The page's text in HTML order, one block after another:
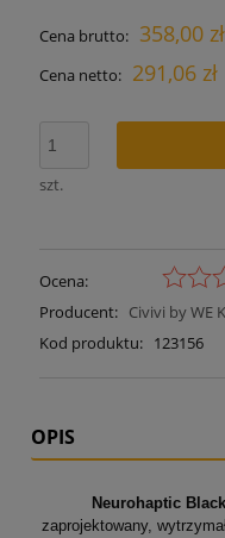
Cena brutto: 358,00 zł
Cena netto: 291,06 zł
szt.
Ocena:
Producent: Civivi by WE
Kod produktu: 123156
OPIS
Neurohaptic
zaprojektowany,